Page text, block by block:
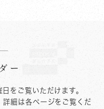
ー
をご覧いただけます。
細は各ページをご覧くだ